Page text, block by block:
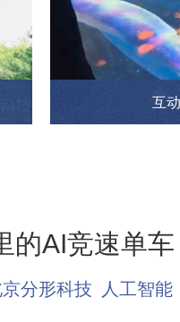
互
的AI竞速单车
分形科技 人工智能